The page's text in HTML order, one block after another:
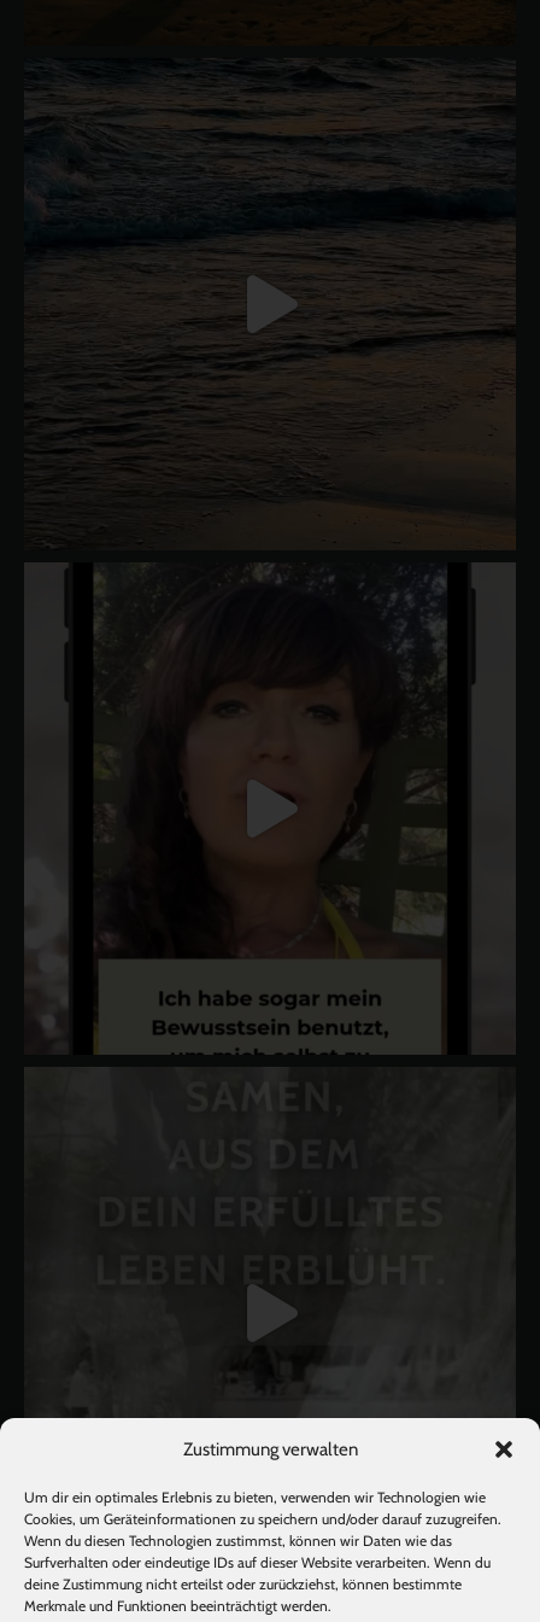
Zustimmung verwalten
Um dir ein optimales Erlebnis zu bieten, verwenden wir Technologien wie
Cookies, um Geräteinformationen zu speichern und/oder darauf zuzugreifen.
Wenn du diesen Technologien zustimmst, können wir Daten wie das
Surfverhalten oder eindeutige IDs auf dieser Website verarbeiten. Wenn du
deine Zustimmung nicht erteilst oder zurückziehst, können bestimmte
Merkmale und Funktionen beeinträchtigt werden.
Mehr laden Auf Instagram folgen